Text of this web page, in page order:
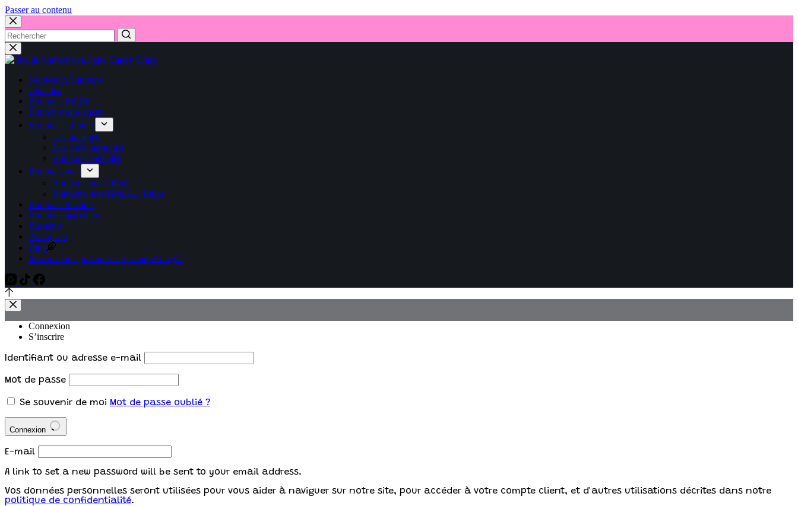
Passer au contenu
Nouveaux bonbons
Chocolat
Bonbons BUBS
Bonbons sans sucre
Bonbons à l’unité
Les Sucettes
Les chewing-gums
Bonbons emballés
Bonbons vrac
Bonbons vrac 100gr
Bonbons vrac HALAL 100gr
Bonbons Suédois
Bonbons pas chers
Boissons
Anti gaspi
Blog
Informations pratiques sur CandyCrazy.fr
Connexion
S’inscrire
Identifiant ou adresse e-mail
Mot de passe
Se souvenir de moi Mot de passe oublié ?
Connexion
E-mail
A link to set a new password will be sent to your email address.
Vos données personnelles seront utilisées pour vous aider à naviguer sur notre site, pour accéder à votre compte client, et d'autres utilisations décrites dans notre
politique de confidentialité.